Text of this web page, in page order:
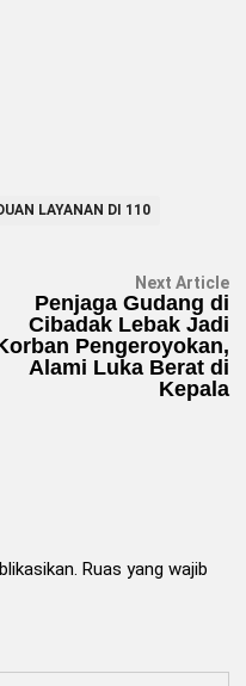
LAYANAN DI 110
Next Article
Penjaga Gudang di
Cibadak Lebak Jadi
Pengeroyokan,
Alami Luka Berat di
Kepala
Ruas yang wajib